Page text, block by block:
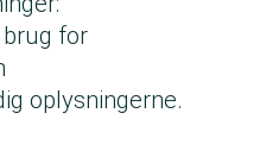
brug for
oplysningerne.